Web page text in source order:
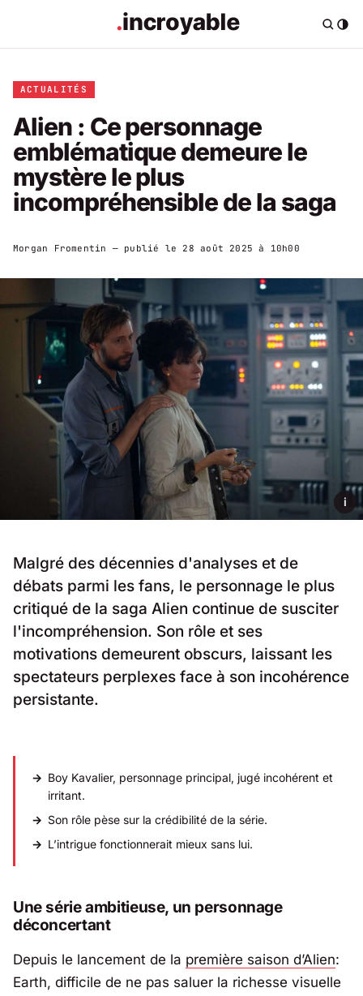
ACTUALITÉS
Alien : Ce personnage
emblématique demeure le
mystère le plus
incompréhensible de la saga
Morgan Fromentin — publié le 28 août 2025 à 10h00
i
Malgré des décennies d'analyses et de
débats parmi les fans, le personnage le plus
critiqué de la saga Alien continue de susciter
l'incompréhension. Son rôle et ses
motivations demeurent obscurs, laissant les
spectateurs perplexes face à son incohérence
persistante.
Boy Kavalier, personnage principal, jugé incohérent et
irritant.
Son rôle pèse sur la crédibilité de la série.
L’intrigue fonctionnerait mieux sans lui.
Une série ambitieuse, un personnage
déconcertant
Depuis le lancement de la première saison d’Alien:
Earth, difficile de ne pas saluer la richesse visuelle